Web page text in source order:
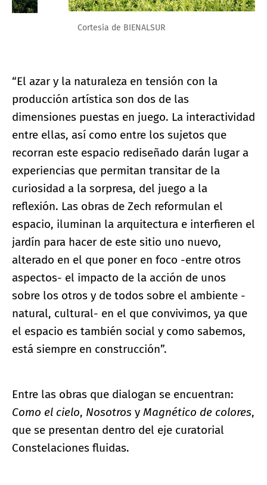
Cortesía de BIENALSUR
“El azar y la naturaleza en tensión con la
producción artística son dos de las
dimensiones puestas en juego. La interactividad
entre ellas, así como entre los sujetos que
recorran este espacio rediseñado darán lugar a
experiencias que permitan transitar de la
curiosidad a la sorpresa, del juego a la
reflexión. Las obras de Zech reformulan el
espacio, iluminan la arquitectura e interfieren el
jardín para hacer de este sitio uno nuevo,
alterado en el que poner en foco -entre otros
aspectos- el impacto de la acción de unos
sobre los otros y de todos sobre el ambiente -
natural, cultural- en el que convivimos, ya que
el espacio es también social y como sabemos,
está siempre en construcción”.
Entre las obras que dialogan se encuentran:
Como el cielo, Nosotros y Magnético de colores,
que se presentan dentro del eje curatorial
Constelaciones fluidas.